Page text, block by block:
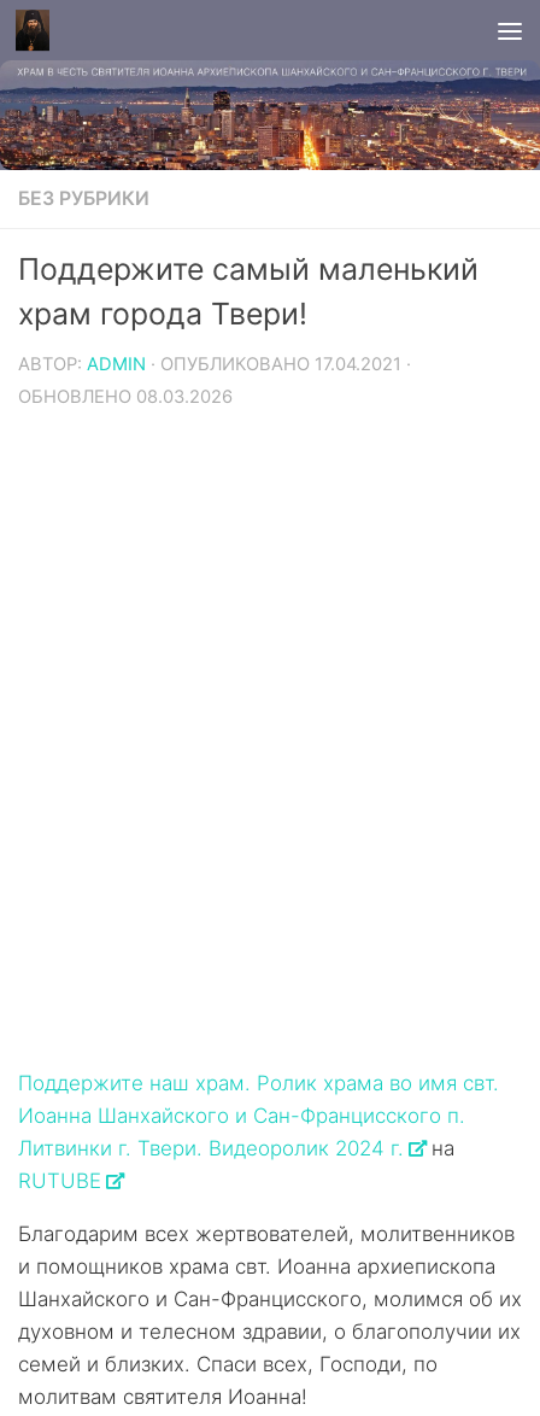
БЕЗ РУБРИКИ
Поддержите самый маленький
храм города Твери!
АВТОР: ADMIN · ОПУБЛИКОВАНО 17.04.2021 ·
ОБНОВЛЕНО 08.03.2026
Поддержите наш храм. Ролик храма во имя свт.
Иоанна Шанхайского и Сан-Францисского п.
Литвинки г. Твери. Видеоролик 2024 г.
на
RUTUBE
Благодарим всех жертвователей, молитвенников
и помощников храма свт. Иоанна архиепископа
Шанхайского и Сан-Францисского, молимся об их
духовном и телесном здравии, о благополучии их
семей и близких. Спаси всех, Господи, по
молитвам святителя Иоанна!